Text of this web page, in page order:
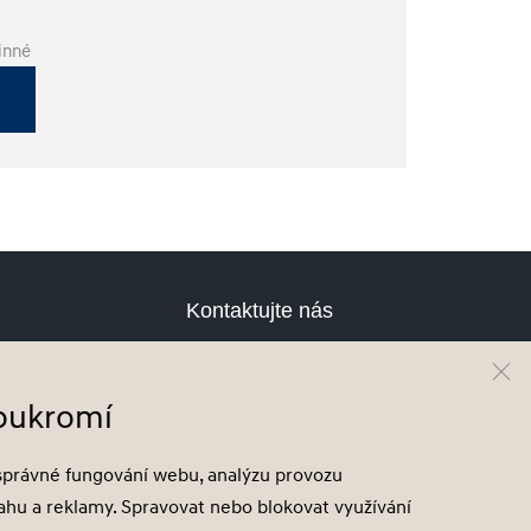
Kontaktujte nás
fungování webu, analýzu provozu
a reklamy. Spravovat nebo blokovat využívání